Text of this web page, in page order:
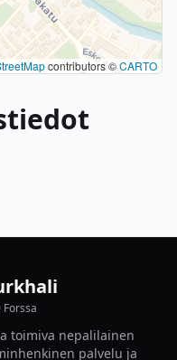
contributors ©CARTO
toimiva nepalilainen
palvelu ja